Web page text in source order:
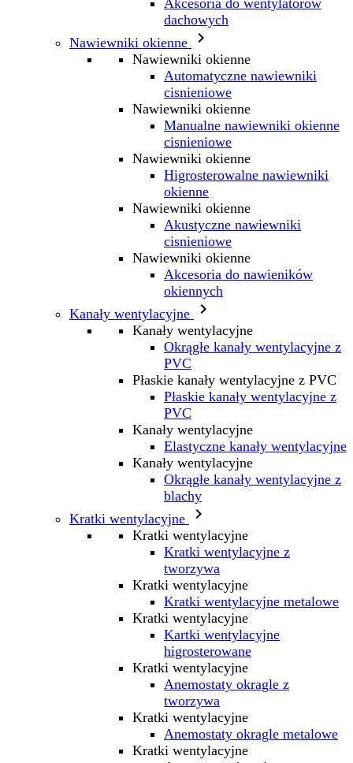
Akcesoria do wentylatorów
dachowych
Nawiewniki okienne

Nawiewniki okienne
Automatyczne nawiewniki
cisnieniowe
Nawiewniki okienne
Manualne nawiewniki okienne
cisnieniowe
Nawiewniki okienne
Higrosterowalne nawiewniki
okienne
Nawiewniki okienne
Akustyczne nawiewniki
cisnieniowe
Nawiewniki okienne
Akcesoria do nawieników
okiennych
Kanały wentylacyjne

Kanały wentylacyjne
Okrągłe kanały wentylacyjne z
PVC
Płaskie kanały wentylacyjne z PVC
Płaskie kanały wentylacyjne z
PVC
Kanały wentylacyjne
Elastyczne kanały wentylacyjne
Kanały wentylacyjne
Okrągłe kanały wentylacyjne z
blachy
Kratki wentylacyjne

Kratki wentylacyjne
Kratki wentylacyjne z
tworzywa
Kratki wentylacyjne
Kratki wentylacyjne metalowe
Kratki wentylacyjne
Kartki wentylacyjne
higrosterowane
Kratki wentylacyjne
Anemostaty okragle z
tworzywa
Kratki wentylacyjne
Anemostaty okragle metalowe
Kratki wentylacyjne